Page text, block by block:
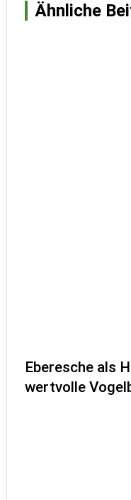
Ähnliche
Eberesche als
wertvolle